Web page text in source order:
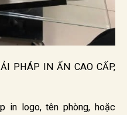
PHÁP IN ẤN CAO CẤP,
in logo, tên phòng, hoặc